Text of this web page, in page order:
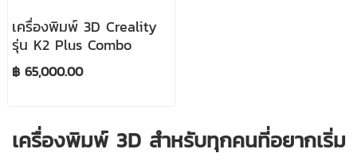
เครื่องพิมพ์ 3D Creality
รุ่น K2 Plus Combo
฿ 65,000.00
เครื่องพิมพ์ 3D สำหรับทุกคนที่อยากเริ่ม